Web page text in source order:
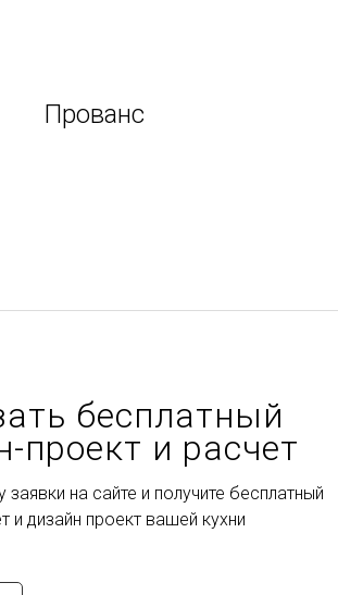
Прованс
бесплатный
проект и расчет
на сайте и получите бесплатный
и дизайн проект вашей кухни